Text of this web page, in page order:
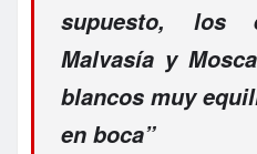
supuesto, los
Malvasía y
blancos muy
en boca”